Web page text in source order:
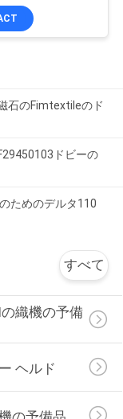
石のFimtextileのド
ドビーの
ためのデルタ110
すべて
織機の予備
ヘルド